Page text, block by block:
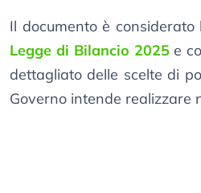
Il documento è
Legge di Bilancio 2025e
dettagliato delle scelte di
Governo intende realizzare